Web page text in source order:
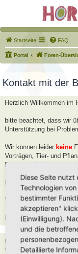
Startseite FAQ
Portal Foren-
Kontakt mit der
Herzlich Willkommen im
bitte beachtet, dass wir
Unterstützung bei
Wir können leider keine
Vorträgen, Tier- und
Diese sind leider viel zu
Bitte stellt diese Fragen
Viele Grüße
Robert
Empfänger:
Administrator
Diese Seite nutzt
Technologien
bestimmter
akzeptieren"
(Einwilligung).
und die
Detaillierte